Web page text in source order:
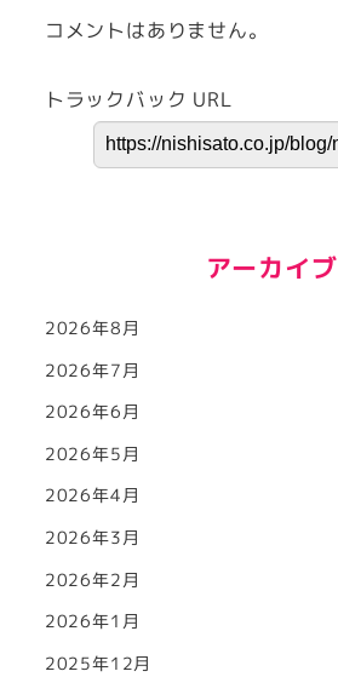
コメントはありません。
トラックバック URL
アーカイブ
2026年8月
2026年7月
2026年6月
2026年5月
2026年4月
2026年3月
2026年2月
2026年1月
2025年12月